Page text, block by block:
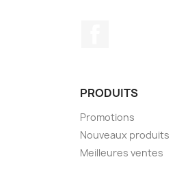
PRODUITS
Promotions
Nouveaux produits
Meilleures ventes